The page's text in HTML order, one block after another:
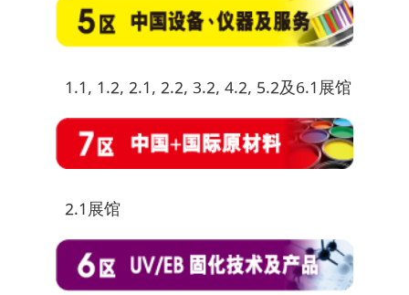
1.1, 1.2, 2.1, 2.2, 3.2, 4.2, 5.2及6.1展馆
2.1展馆